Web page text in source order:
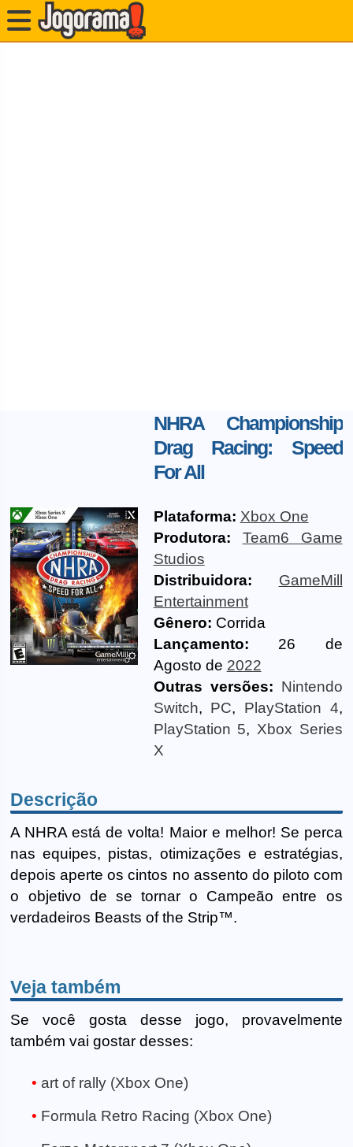
NHRA Championship
Drag Racing: Speed
For All
Plataforma: Xbox One
Produtora:
Team6 Game
Studios
Distribuidora:
GameMill
Entertainment
Gênero: Corrida
Lançamento: 26 de
Agosto de 2022
Outras versões: Nintendo
Switch, PC, PlayStation 4,
PlayStation 5, Xbox Series
X
Descrição
A NHRA está de volta! Maior e melhor! Se perca
nas equipes, pistas, otimizações e estratégias,
depois aperte os cintos no assento do piloto com
o objetivo de se tornar o Campeão entre os
verdadeiros Beasts of the Strip™.
Veja também
Se você gosta desse jogo, provavelmente
também vai gostar desses:
art of rally (Xbox One)
Formula Retro Racing (Xbox One)